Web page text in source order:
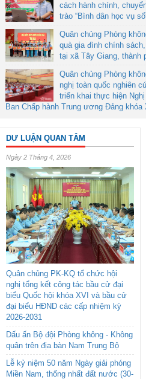
cách hành chính,
trào “Bình dân học vụ
Quân chủng Phòng
quà gia đình chính
tại xã Tây Giang, thành
Quân chủng Phòng
nghị toàn quốc nghiên
triển khai thực hiện
Ban Chấp hành Trung ương Đảng khóa
DƯ LUẬN QUAN TÂM
Ngày 2 Tháng 4, 2026
Quân chủng PK-KQ tổ chức hội
nghị tổng kết công tác bầu cử đại
biểu Quốc hội khóa XVI và bầu cử
đại biểu HĐND các cấp nhiệm kỳ
2026-2031
Dấu ấn Bộ đội Phòng không - Không
quân trên địa bàn Nam Trung Bộ
Lễ kỷ niệm 50 năm Ngày giải phóng
Miền Nam, thống nhất đất nước (30-